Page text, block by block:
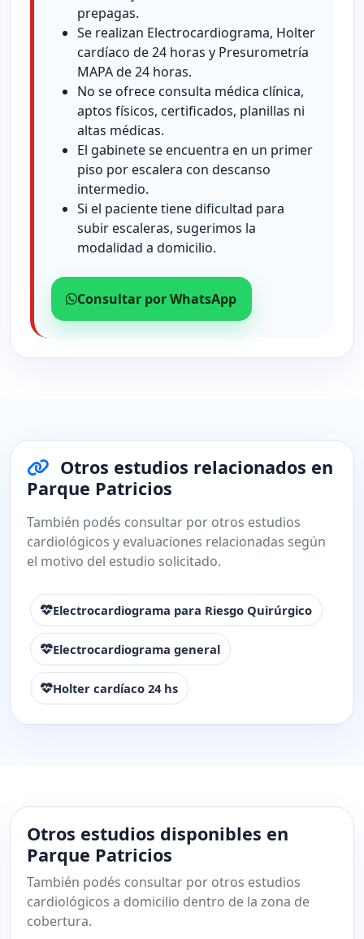
prepagas.
Se realizan Electrocardiograma, Holter
cardíaco de 24 horas y Presurometría
MAPA de 24 horas.
No se ofrece consulta médica clínica,
aptos físicos, certificados, planillas ni
altas médicas.
El gabinete se encuentra en un primer
piso por escalera con descanso
intermedio.
Si el paciente tiene dificultad para
subir escaleras, sugerimos la
modalidad a domicilio.
Consultar por WhatsApp
Otros estudios relacionados en
Parque Patricios
También podés consultar por otros estudios
cardiológicos y evaluaciones relacionadas según
el motivo del estudio solicitado.
Electrocardiograma para Riesgo Quirúrgico
Electrocardiograma general
Holter cardíaco 24 hs
Otros estudios disponibles en
Parque Patricios
También podés consultar por otros estudios
cardiológicos a domicilio dentro de la zona de
cobertura.